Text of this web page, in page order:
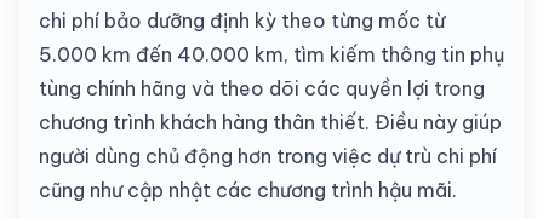
chi phí bảo dưỡng định kỳ theo từng mốc từ
5.000 km đến 40.000 km, tìm kiếm thông tin phụ
tùng chính hãng và theo dõi các quyền lợi trong
chương trình khách hàng thân thiết. Điều này giúp
người dùng chủ động hơn trong việc dự trù chi phí
cũng như cập nhật các chương trình hậu mãi.